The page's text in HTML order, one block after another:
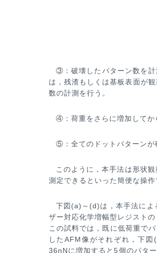
③：破壊したパターン数を
は，残渣もしくは基板表面が
数の計測を行う。
④：荷重をさらに増加して
⑤：全てのドットパターンが
このように，本手法は形状
測定できるといった簡便な操作
下図(a)～(d)は，本手法によ
ザー対応化学増幅型レジスト
この試料では，既に低荷重で
したAFM像がそれぞれ，下
36nNに増加すると5個のパタ